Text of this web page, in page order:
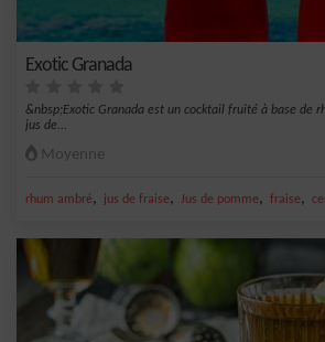
Exotic Granada
&nbsp;Exotic Granada est un cocktail fruité à base de
jus de...
Moyenne
rhum ambré, jus de fraise, Jus de pomme, fraise,